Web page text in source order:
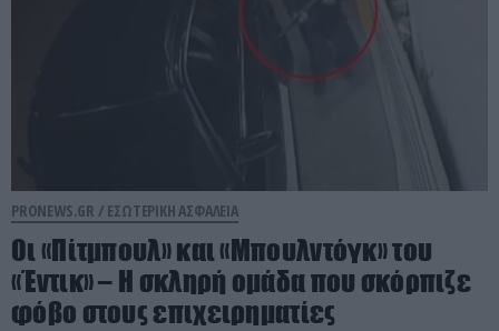
PRONEWS.GR / ΕΣΩΤΕΡΙΚΗ ΑΣΦΑΛΕΙΑ
Οι «Πίτμπουλ» και «Μπουλντόγκ» του
«Έντικ» – Η σκληρή ομάδα που σκόρπιζε
φόβο στους επιχειρηματίες